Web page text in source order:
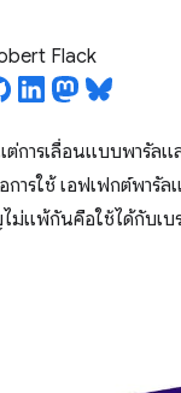
Flack
การเลื่อนแบบพารัล
การใช้ เอฟเฟกต์พา
แพ้กันคือใช้ได้กับเบร